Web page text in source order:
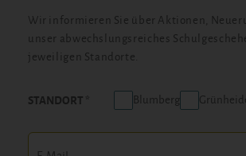
Wir informieren Sie über Aktionen,
unser abwechslungsreiches
jeweiligen Standorte.
STANDORT Blumberg